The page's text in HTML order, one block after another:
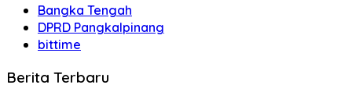
Bangka Tengah
DPRD Pangkalpinang
bittime
Berita Terbaru